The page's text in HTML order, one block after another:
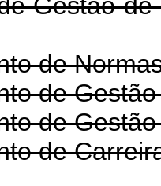
de
de
de
de